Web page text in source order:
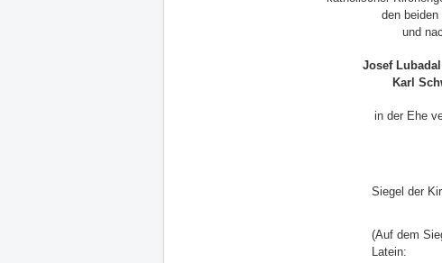
den
und
Josef Lubadal
Karl
in der Ehe
Siegel der
(Auf dem
Latein: